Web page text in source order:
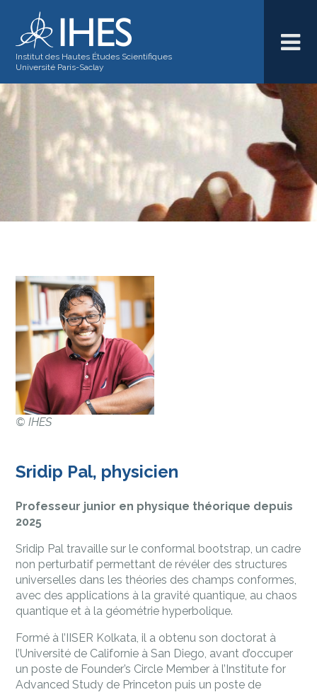
Institut des Hautes Études Scientifiques
Université Paris-Saclay
©IHES
Sridip Pal, physicien
Professeur junior en physique théorique depuis
2025
Sridip Pal travaille sur le conformal bootstrap, un cadre
non perturbatif permettant de révéler des structures
universelles dans les théories des champs conformes,
avec des applications à la gravité quantique, au chaos
quantique et à la géométrie hyperbolique.
Formé à l’IISER Kolkata, il a obtenu son doctorat à
l’Université de Californie à San Diego, avant d’occuper
un poste de Founder’s Circle Member à l’Institute for
Advanced Study de Princeton puis un poste de